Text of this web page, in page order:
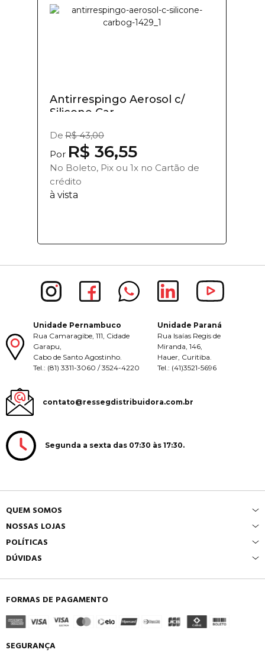
Antirrespingo Aerosol c/
Silicone Car...
De R$ 43,00
Por R$ 36,55
No Boleto, Pix ou 1x no Cartão de
crédito
à vista
Unidade Pernambuco
Rua Camaragibe, 111, Cidade
Garapu,
Cabo de Santo Agostinho.
Tel.: (81) 3311-3060 / 3524-4220
Unidade Paraná
Rua Isaías Regis de
Miranda, 146,
Hauer, Curitiba.
Tel.: (41)3521-5696
contato@ressegdistribuidora.com.br
Segunda a sexta das 07:30 às 17:30.
QUEM SOMOS
NOSSAS LOJAS
POLÍTICAS
DÚVIDAS
FORMAS DE PAGAMENTO
SEGURANÇA